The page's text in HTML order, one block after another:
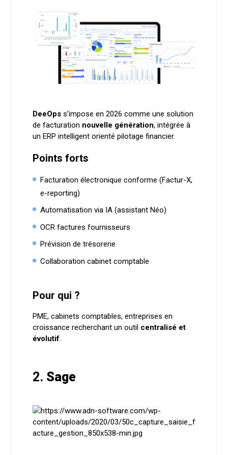
DeeOpss’impose en 2026 comme une solution
de facturation nouvelle génération, intégrée à
un ERP intelligent orienté pilotage financier.
Points forts
Facturation électronique conforme (Factur-X,
e-reporting)
Automatisation via IA (assistant Néo)
OCR factures fournisseurs
Prévision de trésorerie
Collaboration cabinet comptable
Pour qui ?
PME, cabinets comptables, entreprises en
croissance recherchant un outil centralisé et
évolutif.
2. Sage